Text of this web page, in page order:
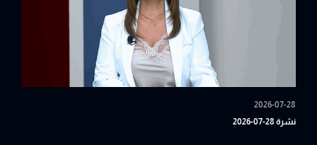
2026-07-28
نشرة 28-07-2026